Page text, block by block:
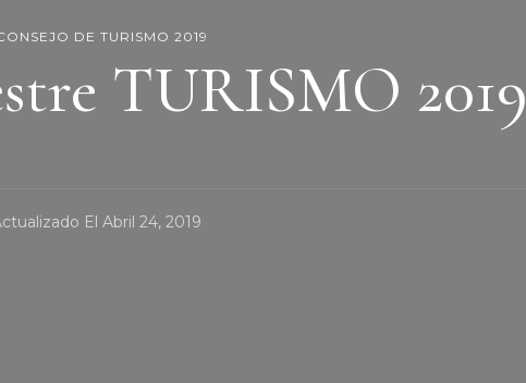
DE TURISMO 2019
TURISMO 2019
El Abril 24, 2019